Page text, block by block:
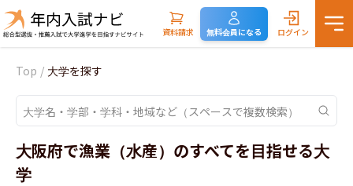
資料請求 無料会員になる ログイン
Top / 大学を探す
大阪府で漁業（水産）のすべてを目指せる大
学